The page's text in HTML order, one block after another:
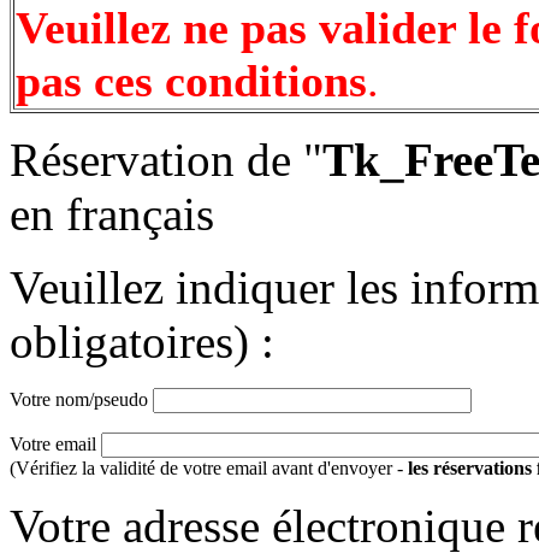
Veuillez ne pas valider le
pas ces conditions.
Réservation de "
en français
Veuillez indiquer les
obligatoires) :
Votre nom/pseudo
Votre email
(Vérifiez la validité de votre email avant d'envoyer - les réservations
Votre adresse électronique